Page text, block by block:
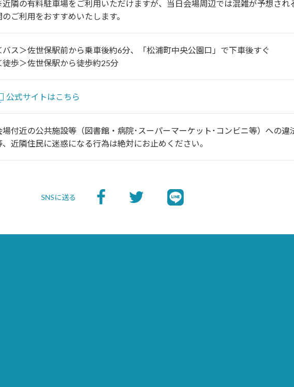
隣の有料駐車場をご利用いただけますが、当日会場周辺では混雑が予想され
のご利用をおすすめいたします。
バス＞佐世保駅前から乗車後約6分、「松浦町中央公園口」で下車後すぐ
徒歩＞佐世保駅から徒歩約25分
公式サイトはこちら
場付近の公共施設等（図書館・病院･スーパーマーケット･コンビニ等）への違
、近隣住民に迷惑になる行為は絶対にお止めください。
SNSに送る